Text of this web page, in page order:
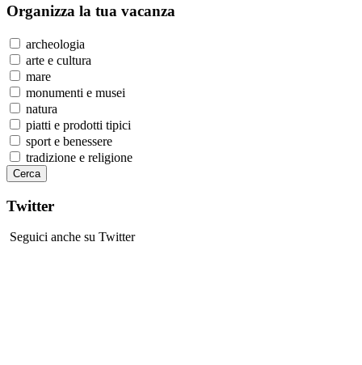
Organizza la tua vacanza
archeologia
arte e cultura
mare
monumenti e musei
natura
piatti e prodotti tipici
sport e benessere
tradizione e religione
Twitter
Seguici anche su Twitter